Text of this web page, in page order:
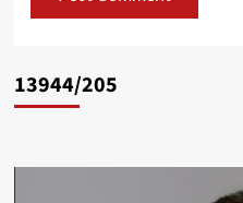
13944/205